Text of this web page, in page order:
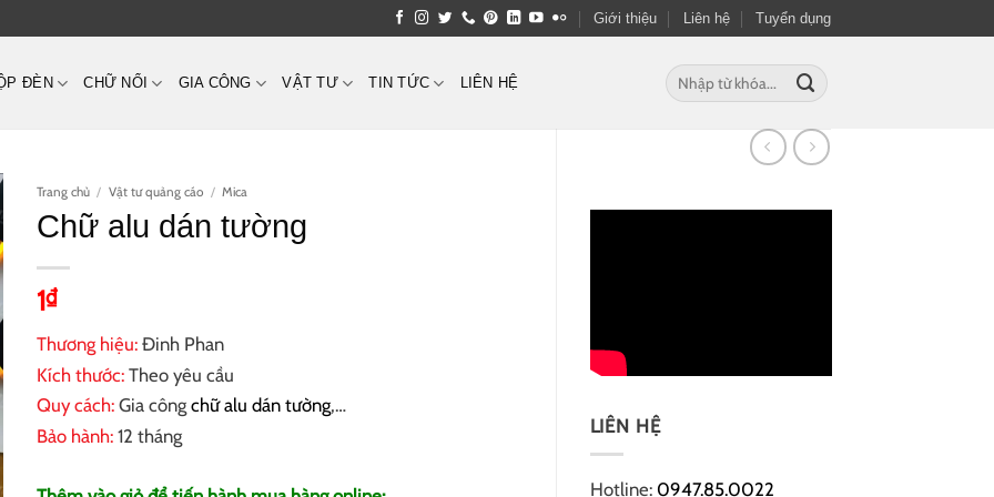
Giới thiệu Liên hệ Tuyển dụng
ĐÈN CHỮ NỔI GIA CÔNG VẬT TƯ TIN TỨC LIÊN HỆ
Tìm
kiếm:
LIÊN HỆ
Hotline: 0947.85.0022
Trang chủ / Vật tư quảng cáo / Mica
Chữ alu dán tường
1₫
Thương hiệu:Đinh Phan
Kích thước:Theo yêu cầu
Quy cách:Gia công chữ alu dán tường,…
Bảo hành:12 tháng